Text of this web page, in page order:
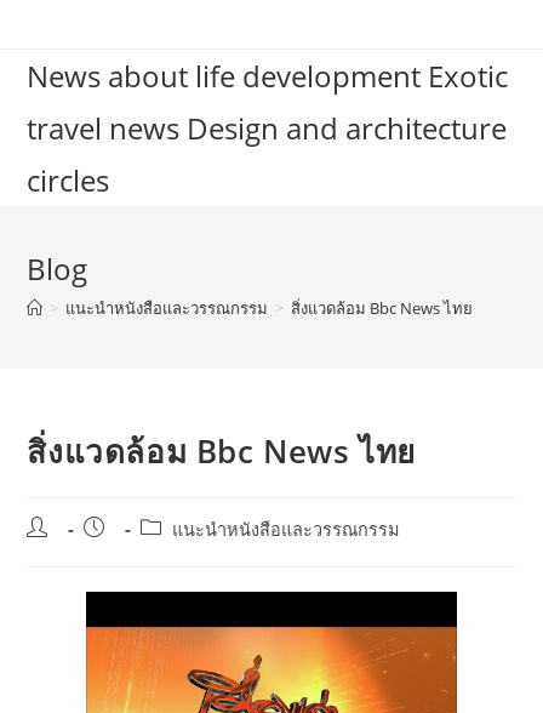
contentNews about life development Exotic
travel news Design and architecture
circles
Blog
> แนะนำหนังสือและวรรณกรรม > สิ่งแวดล้อม Bbc News ไทย
สิ่งแวดล้อม Bbc News ไทย
Post
Post
Postแนะนำหนังสือและวรรณกรรม